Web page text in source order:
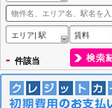
エリア| 駅 賃料
- 件該当